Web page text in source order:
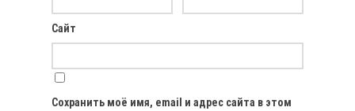
Сайт
Сохранить моё имя, email и адрес сайта в этом